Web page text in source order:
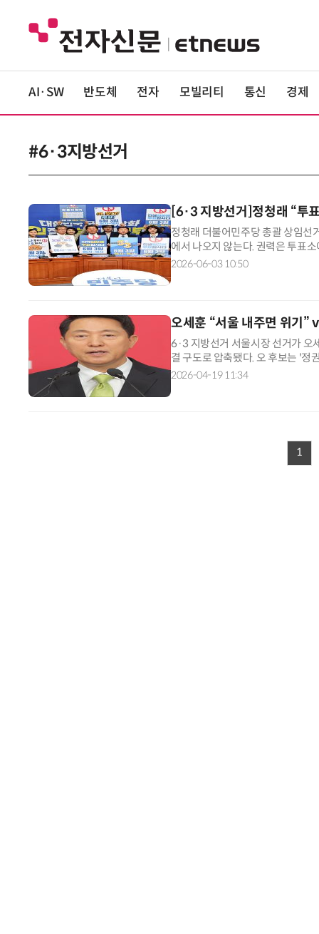
AI·SW 반도체 전자 모빌리티 통신 경제
#6·3지방선거
[6·3 지방선거]정청래 “투
정청래 더불어민주당 총괄 상임선
에서 나오지 않는다. 권력은 투표
열린 마지막 중앙선거대책위원회
2026-06-03 10:50
오세훈 “서울 내주면 위기”
6·3 지방선거 서울시장 선거가 오
결 구도로 압축됐다. 오 후보는 '정
하며 맞불을 놓았다. 양측은 부동
2026-04-19 11:34
1